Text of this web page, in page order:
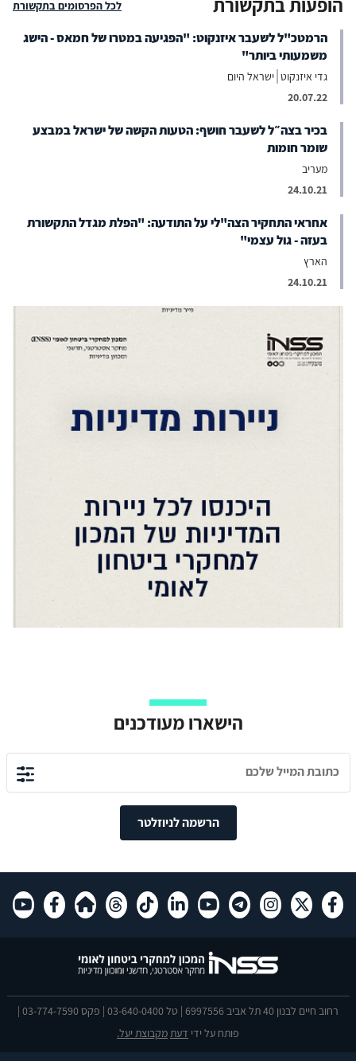
לכל הפרסומים בתקשורת
הרמטכ"ל לשעבר איזנקוט: "הפגיעה במטרו של חמאס - הישג
משמעותי ביותר"
גדי איזנקוט ישראל היום
20.07.22
בכיר בצה״ל לשעבר חושף: הטעות הקשה של ישראל במבצע
שומר חומות
מעריב
24.10.21
אחראי התחקיר הצה"לי על התודעה: "הפלת מגדל התקשורת
בעזה - גול עצמי"
הארץ
24.10.21
הישארו מעודכנים
הרשמה לניוזלטר
רחוב חיים לבנון 40 תל אביב 6997556 | טל 03-640-0400 | פקס 03-774-7590 |
פותח על ידי דעת מקבוצת יעל.